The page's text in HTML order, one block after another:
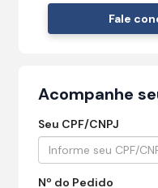
Fale
Acompanhe
Seu CPF/CNPJ
Nº do Pedido